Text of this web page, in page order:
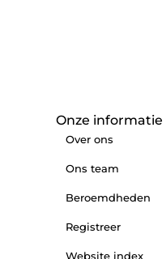
Onze informatie
Over ons
Ons team
Beroemdheden
Registreer
Website index